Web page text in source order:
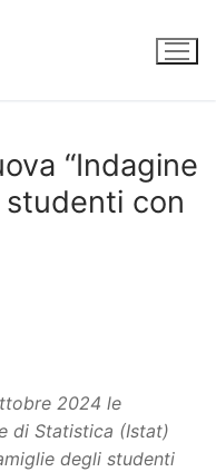
“Indagine
con
2024 le
di Statistica (Istat)
degli studenti